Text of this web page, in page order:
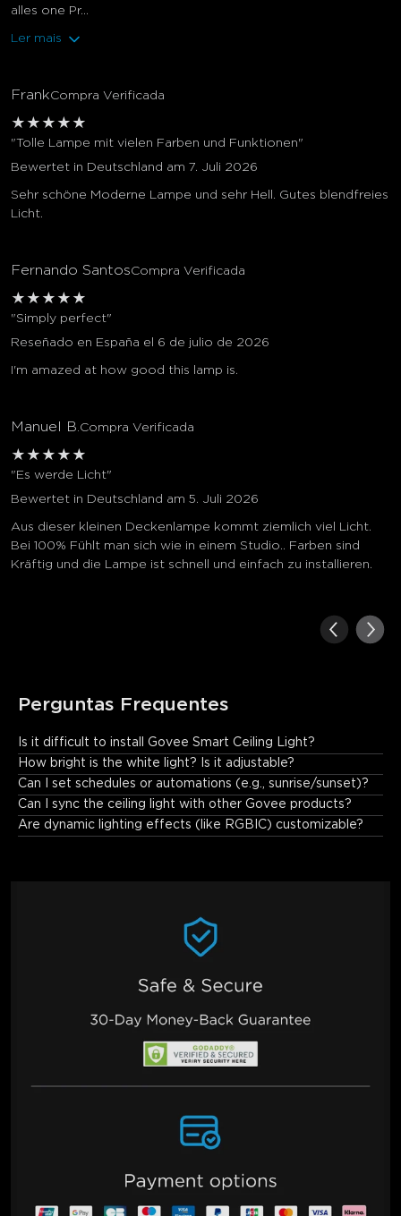
alles one Pr...
Ler mais
FrankCompra Verificada
★ ★ ★ ★ ★
"Tolle Lampe mit vielen Farben und Funktionen"
Bewertet in Deutschland am 7. Juli 2026
Sehr schöne Moderne Lampe und sehr Hell. Gutes blendfreies
Licht.
Fernando SantosCompra Verificada
★ ★ ★ ★ ★
"Simply perfect"
Reseñado en España el 6 de julio de 2026
I'm amazed at how good this lamp is.
Manuel B.Compra Verificada
★ ★ ★ ★ ★
"Es werde Licht"
Bewertet in Deutschland am 5. Juli 2026
Aus dieser kleinen Deckenlampe kommt ziemlich viel Licht.
Bei 100% Fühlt man sich wie in einem Studio.. Farben sind
Kräftig und die Lampe ist schnell und einfach zu installieren.
Perguntas Frequentes
Is it difficult to install Govee Smart Ceiling Light?
No. The installation is simple, especially if it is to replace an
existing fixture. Just connect the wires, secure the mounting
bracket, and attach the light.
How bright is the white light? Is it adjustable?
Can I set schedules or automations (e.g., sunrise/sunset)?
Can I sync the ceiling light with other Govee products?
Are dynamic lighting effects (like RGBIC) customizable?